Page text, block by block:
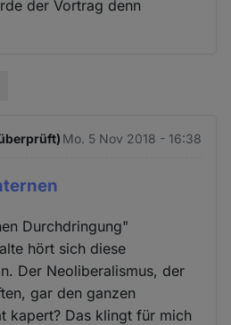
der Vortrag denn
Mo. 5 Nov 2018 - 16:38
Durchdringung"
hört sich diese
Der Neoliberalismus, der
gar den ganzen
kapert? Das klingt für mich